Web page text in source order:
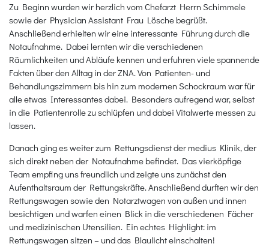
Zu Beginn wurden wir herzlich vom Chefarzt Herrn Schimmele
sowie der Physician Assistant Frau Lösche begrüßt.
Anschließend erhielten wir eine interessante Führung durch die
Notaufnahme. Dabei lernten wir die verschiedenen
Räumlichkeiten und Abläufe kennen und erfuhren viele spannende
Fakten über den Alltag in der ZNA. Von Patienten- und
Behandlungszimmern bis hin zum modernen Schockraum war für
alle etwas Interessantes dabei. Besonders aufregend war, selbst
in die Patientenrolle zu schlüpfen und dabei Vitalwerte messen zu
lassen.
Danach ging es weiter zum Rettungsdienst der medius Klinik, der
sich direkt neben der Notaufnahme befindet. Das vierköpfige
Team empfing uns freundlich und zeigte uns zunächst den
Aufenthaltsraum der Rettungskräfte. Anschließend durften wir den
Rettungswagen sowie den Notarztwagen von außen und innen
besichtigen und warfen einen Blick in die verschiedenen Fächer
und medizinischen Utensilien. Ein echtes Highlight: im
Rettungswagen sitzen – und das Blaulicht einschalten!